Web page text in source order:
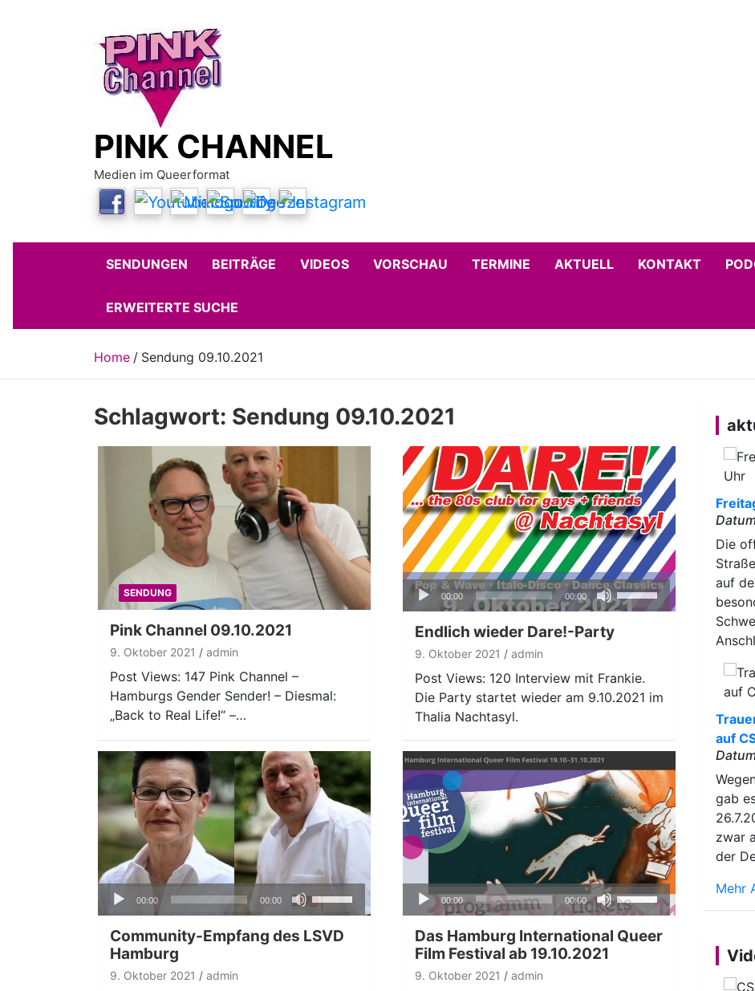
PINK CHANNEL
Medien im Queerformat
SENDUNGEN BEITRÄGE VIDEOS VORSCHAU TERMINE AKTUELL KONTAKT
ERWEITERTE SUCHE
Home Sendung 09.10.2021
Schlagwort: Sendung 09.10.2021
SENDUNG
Pink Channel 09.10.2021
9. Oktober 2021 admin
Post Views: 147 Pink Channel –
Hamburgs Gender Sender! – Diesmal:
„Back to Real Life!“ –…
Audio-
Player
00:00 00:00
Pfeiltasten
Hoch/Runter
Lautstärke
zu
Endlich wieder Dare!-Party
9. Oktober 2021 admin
Post Views: 120 Interview mit Frankie.
Die Party startet wieder am 9.10.2021 im
Thalia Nachtasyl.
Audio-
Player
00:00 00:00
Pfeiltasten
Hoch/Runter
benutzen,
Community-Empfang des LSVD
Hamburg
9. Oktober 2021 admin
Audio-
Player
00:00 00:00
Pfeiltasten
Hoch/Runter
benutzen,
Das Hamburg International Queer
Film Festival ab 19.10.2021
9. Oktober 2021 admin
Die
auf
auf
gab
zwar
der
Mehr